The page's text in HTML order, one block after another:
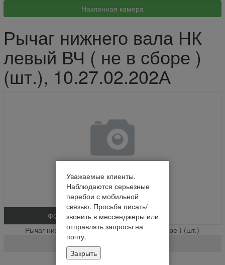
Рычаг нижнего вала НК
левый ВЧ ( не в сборе )
(шт.), 10.27.02.202А
ФОТО
Рычаг нижнего вала НК левый ВЧ ( не в сборе ) (шт.)
Уважаемые клиенты.
Наблюдаются серьезные
перебои с мобильной
связью. Просьба писать/
звонить в мессенджеры или
отправлять запросы на
почту.
Закрыть